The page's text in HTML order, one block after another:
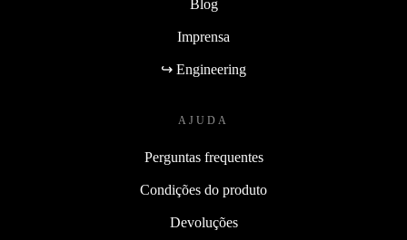
Blog
Imprensa
↪ Engineering
AJUDA
Perguntas frequentes
Condições do produto
Devoluções